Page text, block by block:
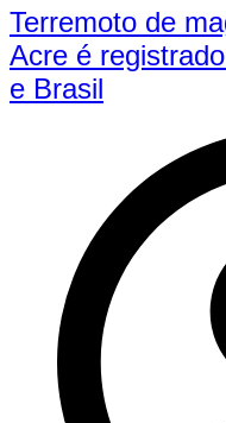
Terremoto de
Acre é
e Brasil